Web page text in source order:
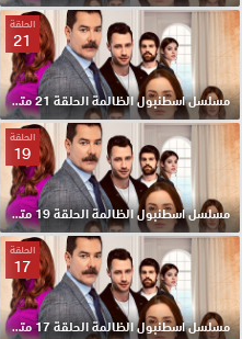
الحلقة
21
مسلسل اسطنبول الظالمة الحلقة 21 مترجم HD
الحلقة
19
مسلسل اسطنبول الظالمة الحلقة 19 مترجم HD
الحلقة
17
مسلسل اسطنبول الظالمة الحلقة 17 مترجم HD